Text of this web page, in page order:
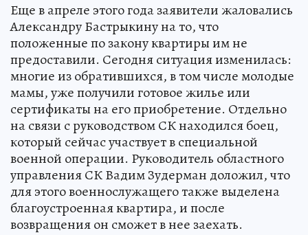
Еще в апреле этого года заявители жаловались
Александру Бастрыкину на то, что
положенные по закону квартиры им не
предоставили. Сегодня ситуация изменилась:
многие из обратившихся, в том числе молодые
мамы, уже получили готовое жилье или
сертификаты на его приобретение. Отдельно
на связи с руководством СК находился боец,
который сейчас участвует в специальной
военной операции. Руководитель областного
управления СК Вадим Зудерман доложил, что
для этого военнослужащего также выделена
благоустроенная квартира, и после
возвращения он сможет в нее заехать.